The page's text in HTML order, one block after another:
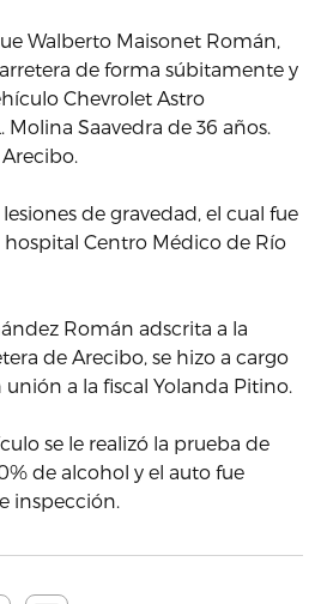
Walberto Maisonet Román,
de forma súbitamente y
Chevrolet Astro
Saavedra de 36 años.
de gravedad, el cual fue
Centro Médico de Río
Román adscrita a la
de Arecibo, se hizo a cargo
a la fiscal Yolanda Pitino.
se le realizó la prueba de
de alcohol y el auto fue
inspección.